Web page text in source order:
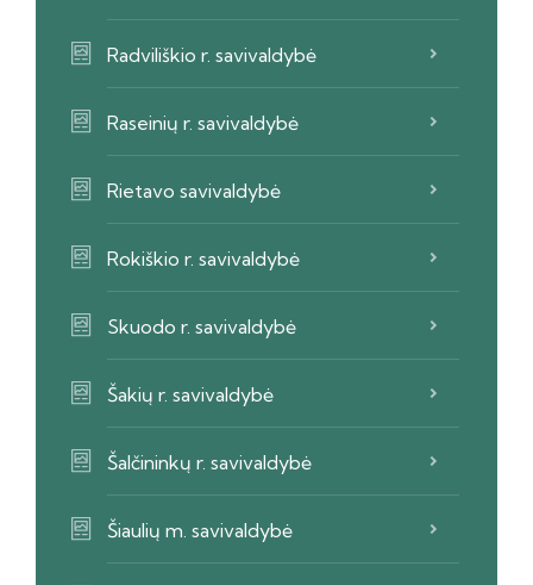
Radviliškio r. savivaldybė
Raseinių r. savivaldybė
Rietavo savivaldybė
Rokiškio r. savivaldybė
Skuodo r. savivaldybė
Šakių r. savivaldybė
Šalčininkų r. savivaldybė
Šiaulių m. savivaldybė